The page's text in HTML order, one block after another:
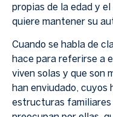
propias de la edad y
quiere mantener su
Cuando se habla de
hace para referirse a
viven solas y que son
han enviudado, cuyos
estructuras familiares